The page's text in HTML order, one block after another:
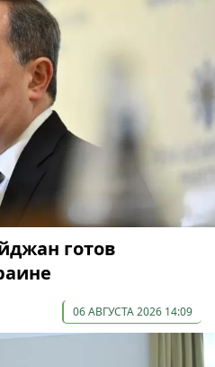
готов
06 АВГУСТА 2026 14:09